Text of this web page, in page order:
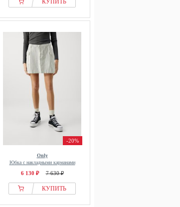
КУПИТЬ
-20%
Only
Юбка с накладными карманами
6 130 ₽ 7 630 ₽
КУПИТЬ